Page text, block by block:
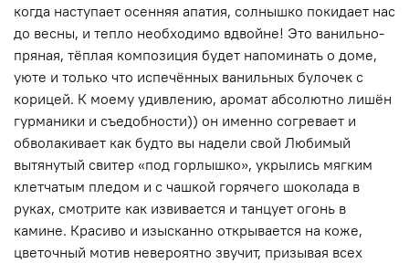
когда наступает осенняя апатия, солнышко покидает нас
до весны, и тепло необходимо вдвойне! Это ванильно-
пряная, тёплая композиция будет напоминать о доме,
уюте и только что испечённых ванильных булочек с
корицей. К моему удивлению, аромат абсолютно лишён
гурманики и съедобности)) он именно согревает и
обволакивает как будто вы надели свой Любимый
вытянутый свитер «под горлышко», укрылись мягким
клетчатым пледом и с чашкой горячего шоколада в
руках, смотрите как извивается и танцует огонь в
камине. Красиво и изысканно открывается на коже,
цветочный мотив невероятно звучит, призывая всех